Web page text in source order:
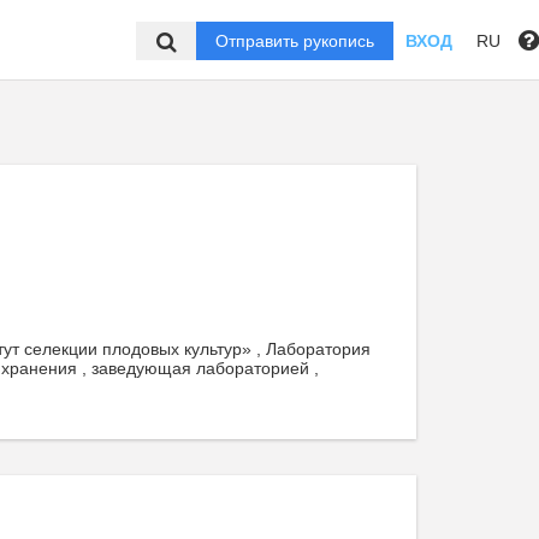
Отправить рукопись ВХОД RU
селекции плодовых культур» , Лаборатория
, заведующая лабораторией ,